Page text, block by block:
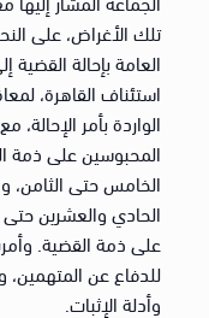
تلك الأغراض، على
العامة بإحالة
استئناف القاهرة،
الواردة بأمر
المحبوسين على ذمة
الخامس حتى الثامن،
الحادي والعشرين حتى
على ذمة القضية.
للدفاع عن
وأدلة الإثبات.